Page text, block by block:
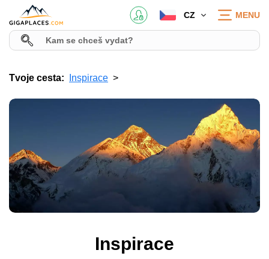
CZ MENU
Tvoje cesta: Inspirace
Inspirace